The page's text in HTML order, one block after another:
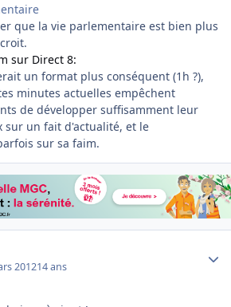
que la vie parlementaire est bien plus
sur Direct 8:
un format plus conséquent (1h ?),
minutes actuelles empêchent
de développer suffisamment leur
sur un fait d'actualité, et le
sur sa faim.
201214 ans